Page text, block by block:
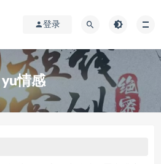
登录
yu情感